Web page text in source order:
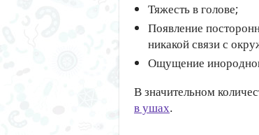
Тяжесть в голове;
Появление
никакой связи с
Ощущение
В значительном
в ушах.